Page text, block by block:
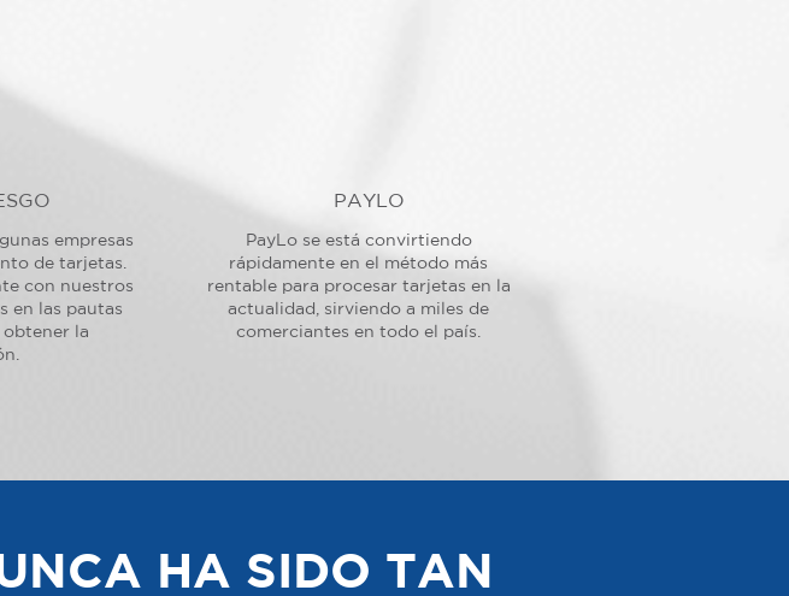
empresas
de tarjetas.
con nuestros
en las pautas
obtener la
PAYLO
PayLo se está convirtiendo
rápidamente en el método más
rentable para procesar tarjetas en la
actualidad, sirviendo a miles de
comerciantes en todo el país.
HA SIDO TAN